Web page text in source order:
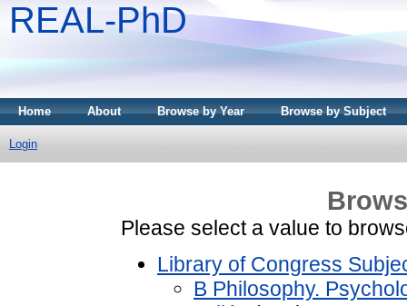
REAL-PhD
Home About Browse by Year Browse by Subject
Login
Please select a value to
Library of Congress
B Philosophy.